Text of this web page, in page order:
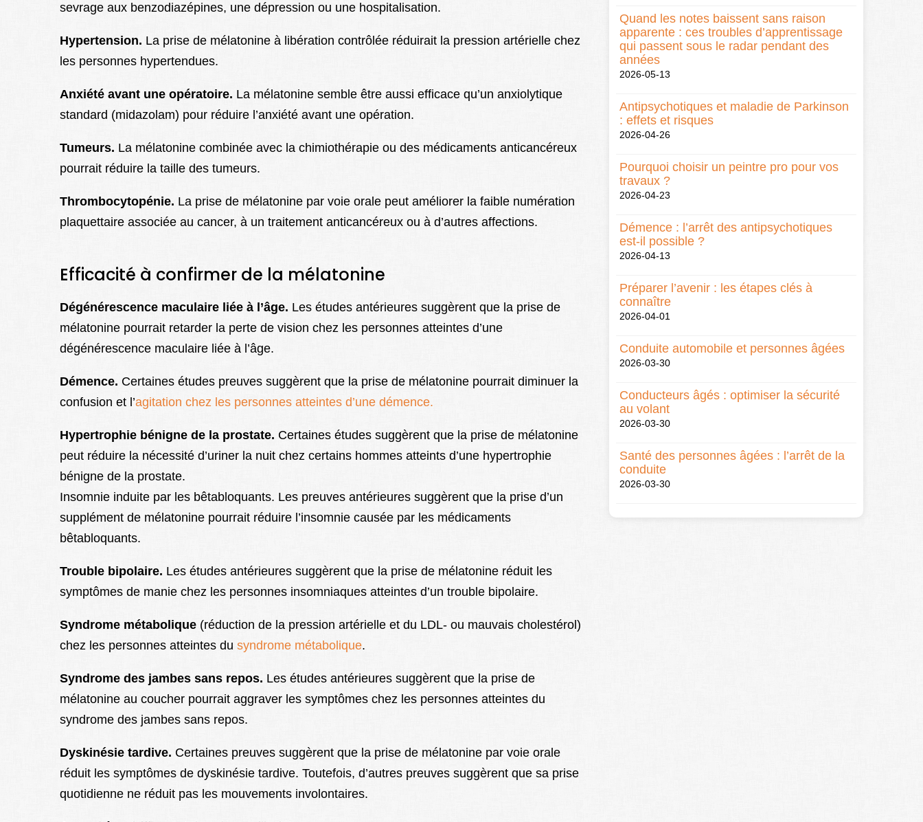
sevrage aux benzodiazépines, une dépression ou une hospitalisation.
Hypertension. La prise de mélatonine à libération contrôlée réduirait la pression artérielle chez
les personnes hypertendues.
Anxiété avant une opératoire. La mélatonine semble être aussi efficace qu’un anxiolytique
standard (midazolam) pour réduire l’anxiété avant une opération.
Tumeurs. La mélatonine combinée avec la chimiothérapie ou des médicaments anticancéreux
pourrait réduire la taille des tumeurs.
Thrombocytopénie. La prise de mélatonine par voie orale peut améliorer la faible numération
plaquettaire associée au cancer, à un traitement anticancéreux ou à d’autres affections.
Efficacité à confirmer de la mélatonine
Dégénérescence maculaire liée à l’âge. Les études antérieures suggèrent que la prise de
mélatonine pourrait retarder la perte de vision chez les personnes atteintes d’une
dégénérescence maculaire liée à l’âge.
Démence. Certaines études preuves suggèrent que la prise de mélatonine pourrait diminuer la
confusion et l’agitation chez les personnes atteintes d’une démence.
Hypertrophie bénigne de la prostate. Certaines études suggèrent que la prise de mélatonine
peut réduire la nécessité d’uriner la nuit chez certains hommes atteints d’une hypertrophie
bénigne de la prostate.
Insomnie induite par les bêtabloquants. Les preuves antérieures suggèrent que la prise d’un
supplément de mélatonine pourrait réduire l’insomnie causée par les médicaments
bêtabloquants.
Trouble bipolaire. Les études antérieures suggèrent que la prise de mélatonine réduit les
symptômes de manie chez les personnes insomniaques atteintes d’un trouble bipolaire.
Syndrome métabolique (réduction de la pression artérielle et du LDL- ou mauvais cholestérol)
chez les personnes atteintes du syndrome métabolique.
Syndrome des jambes sans repos. Les études antérieures suggèrent que la prise de
mélatonine au coucher pourrait aggraver les symptômes chez les personnes atteintes du
syndrome des jambes sans repos.
Dyskinésie tardive. Certaines preuves suggèrent que la prise de mélatonine par voie orale
réduit les symptômes de dyskinésie tardive. Toutefois, d’autres preuves suggèrent que sa prise
quotidienne ne réduit pas les mouvements involontaires.
Quand les notes baissent sans raison
apparente : ces troubles d’apprentissage
qui passent sous le radar pendant des
années
2026-05-13
Antipsychotiques et maladie de Parkinson
: effets et risques
2026-04-26
Pourquoi choisir un peintre pro pour vos
travaux ?
2026-04-23
Démence : l’arrêt des antipsychotiques
est-il possible ?
2026-04-13
Préparer l’avenir : les étapes clés à
connaître
2026-04-01
Conduite automobile et personnes âgées
2026-03-30
Conducteurs âgés : optimiser la sécurité
au volant
2026-03-30
Santé des personnes âgées : l’arrêt de la
conduite
2026-03-30